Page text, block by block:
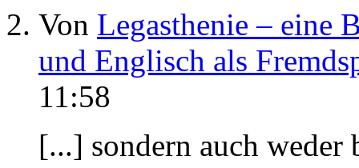
Von Legasthenie – eine
und Englisch als
11:58
[...] sondern auch